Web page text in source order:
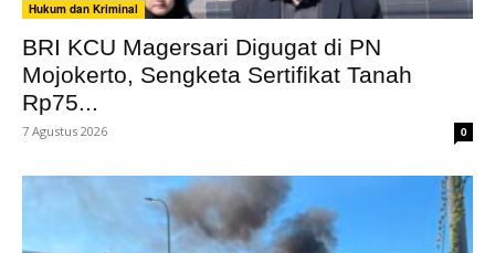
Hukum dan Kriminal
BRI KCU Magersari Digugat di PN
Mojokerto, Sengketa Sertifikat Tanah
Rp75...
7 Agustus 2026 0